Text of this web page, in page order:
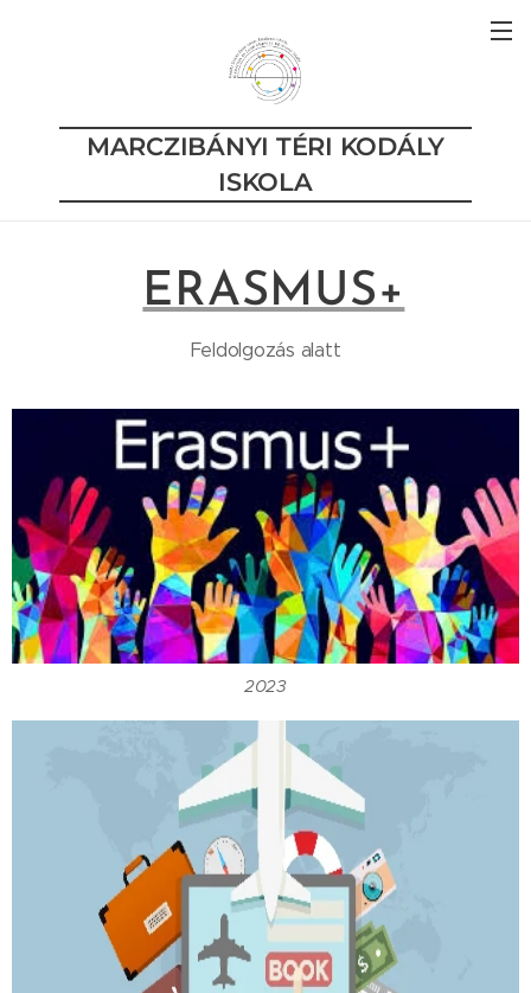
MARCZIBÁNYI TÉRI KODÁLY
ISKOLA
ERASMUS+
Feldolgozás alatt
2023